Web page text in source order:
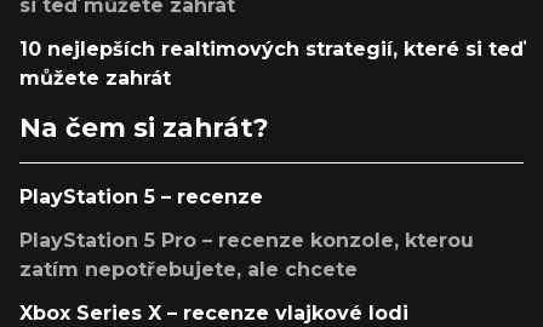
si teď můžete zahrát
10 nejlepších realtimových strategií, které si teď
můžete zahrát
Na čem si zahrát?
PlayStation 5 – recenze
PlayStation 5 Pro – recenze konzole, kterou
zatím nepotřebujete, ale chcete
Xbox Series X – recenze vlajkové lodi